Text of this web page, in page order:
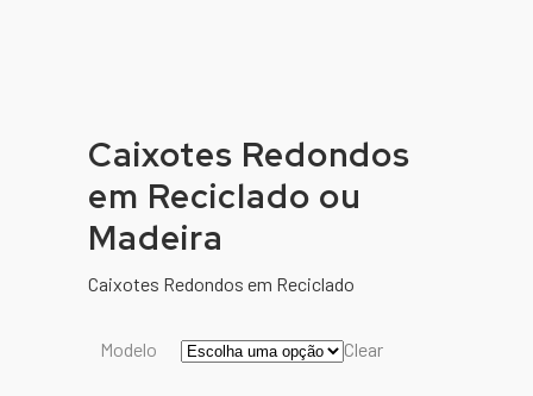
Caixotes Redondos
em Reciclado ou
Madeira
Caixotes Redondos em Reciclado
Modelo Clear